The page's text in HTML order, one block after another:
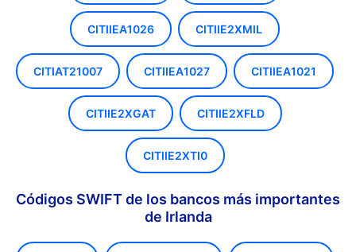
CITIIEA1026 CITIIE2XMIL
CITIAT21007 CITIIEA1027 CITIIEA1021
CITIIE2XGAT CITIIE2XFLD
CITIIE2XTI0
Códigos SWIFT de los bancos más importantes
de Irlanda